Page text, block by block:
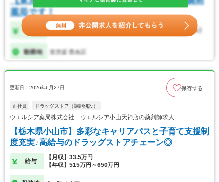
更新日：2026年6月27日 保存する
正社員 ドラッグストア（調剤併設）
ウエルシア薬局株式会社 ウエルシア小山天神店の薬剤師求人
【栃木県小山市】多彩なキャリアパスと子育て支援制
度充実♪高給与のドラッグストアチェーン◎
給与
【月収】33.5万円
【年収】515万円～650万円